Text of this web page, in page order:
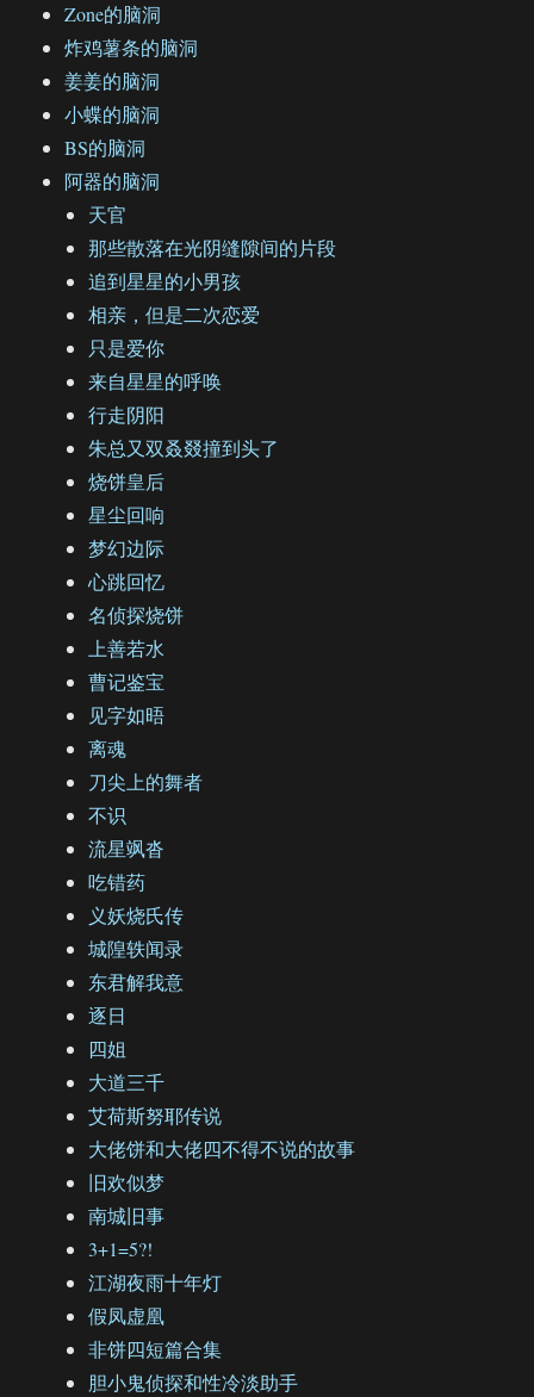
Zone的脑洞
炸鸡薯条的脑洞
姜姜的脑洞
小蝶的脑洞
BS的脑洞
阿器的脑洞
天官
那些散落在光阴缝隙间的片段
追到星星的小男孩
相亲，但是二次恋爱
只是爱你
来自星星的呼唤
行走阴阳
朱总又双叒叕撞到头了
烧饼皇后
星尘回响
梦幻边际
心跳回忆
名侦探烧饼
上善若水
曹记鉴宝
见字如晤
离魂
刀尖上的舞者
不识
流星飒沓
吃错药
义妖烧氏传
城隍轶闻录
东君解我意
逐日
四姐
大道三千
艾荷斯努耶传说
大佬饼和大佬四不得不说的故事
旧欢似梦
南城旧事
3+1=5?!
江湖夜雨十年灯
假凤虚凰
非饼四短篇合集
胆小鬼侦探和性冷淡助手